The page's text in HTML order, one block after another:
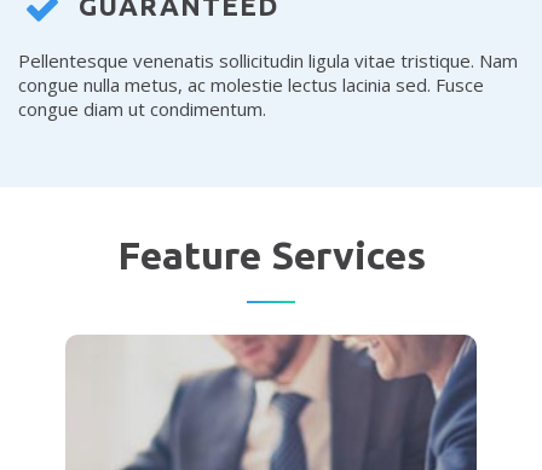
Pellentesque venenatis sollicitudin ligula vitae tristique. Nam
congue nulla metus, ac molestie lectus lacinia sed. Fusce
congue diam ut condimentum.
Feature Services